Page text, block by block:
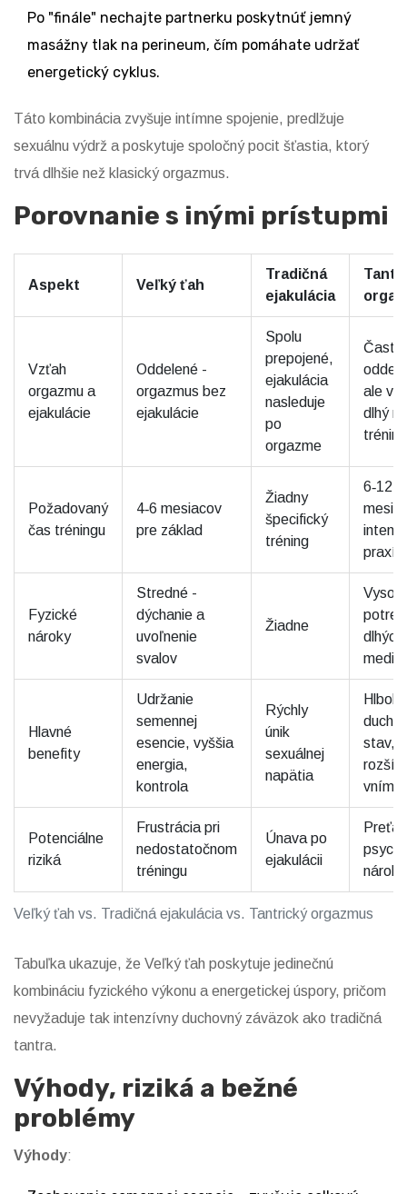
Po "finále" nechajte partnerku poskytnúť jemný
masážny tlak na perineum, čím pomáhate udržať
energetický cyklus.
Táto kombinácia zvyšuje intímne spojenie, predlžuje
sexuálnu výdrž a poskytuje spoločný pocit šťastia, ktorý
trvá dlhšie než klasický orgazmus.
Porovnanie s inými prístupmi
Veľký ťah vs. Tradičná ejakulácia vs. Tantrický orgazmus
Aspekt Veľký ťah
Tradičná
ejakulácia
Vzťah
orgazmu a
ejakulácie
Oddelené -
orgazmus bez
ejakulácie
Spolu
prepojené,
ejakulácia
nasleduje
po
orgazme
Často
ale
dlhý
tréning
Požadovaný
čas tréningu
4‑6 mesiacov
pre základ
Žiadny
špecifický
tréning
6‑12
praxí
Fyzické
nároky
Stredné -
dýchanie a
uvoľnenie
svalov
Žiadne
dlhých
Hlavné
benefity
Udržanie
semennej
esencie, vyššia
energia,
kontrola
Rýchly
únik
sexuálnej
napätia
Hlboký
stav,
Potenciálne
riziká
Frustrácia pri
nedostatočnom
tréningu
Únava po
ejakulácii
nároky
Tabuľka ukazuje, že Veľký ťah poskytuje jedinečnú
kombináciu fyzického výkonu a energetickej úspory, pričom
nevyžaduje tak intenzívny duchovný záväzok ako tradičná
tantra.
Výhody, riziká a bežné
problémy
Výhody: